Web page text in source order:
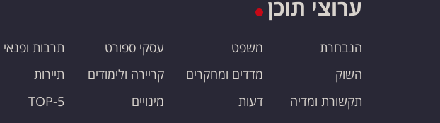
ערוצי תוכן
הנבחרת
השוק
תקשורת ומדיה
משפט
מדדים ומחקרים
דעות
עסקי ספורט
קריירה ולימודים
מינויים
תרבות ופנאי
תיירות
TOP-5